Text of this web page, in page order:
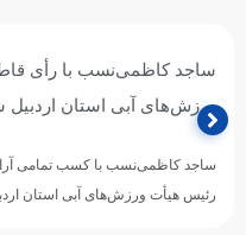
ساجد کاظمی‌نسب با رأی
ورزش‌های آبی استان اردبیل
ساجد کاظمی‌نسب با کسب تمامی
رئیس هیأت ورزش‌های آبی استان